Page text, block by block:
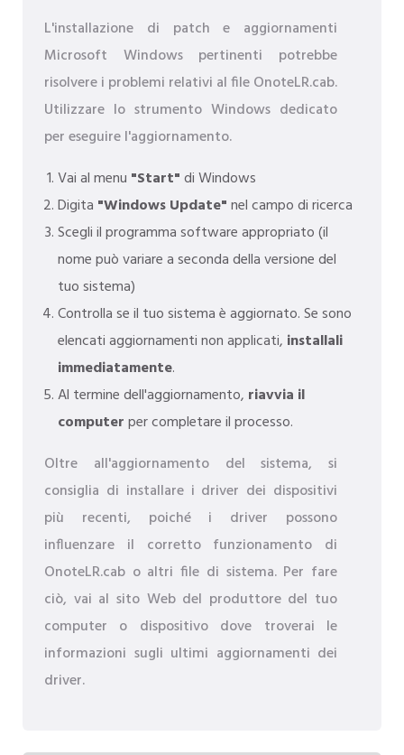
L'installazione di patch e aggiornamenti
Microsoft Windows pertinenti potrebbe
risolvere i problemi relativi al file OnoteLR.cab.
Utilizzare lo strumento Windows dedicato
per eseguire l'aggiornamento.
Vai al menu "Start"di Windows
Digita "Windows Update"nel campo di ricerca
Scegli il programma software appropriato (il
nome può variare a seconda della versione del
tuo sistema)
Controlla se il tuo sistema è aggiornato. Se sono
elencati aggiornamenti non applicati, installali
immediatamente.
Al termine dell'aggiornamento, riavvia il
computerper completare il processo.
Oltre all'aggiornamento del sistema, si
consiglia di installare i driver dei dispositivi
più recenti, poiché i driver possono
influenzare il corretto funzionamento di
OnoteLR.cab o altri file di sistema. Per fare
ciò, vai al sito Web del produttore del tuo
computer o dispositivo dove troverai le
informazioni sugli ultimi aggiornamenti dei
driver.